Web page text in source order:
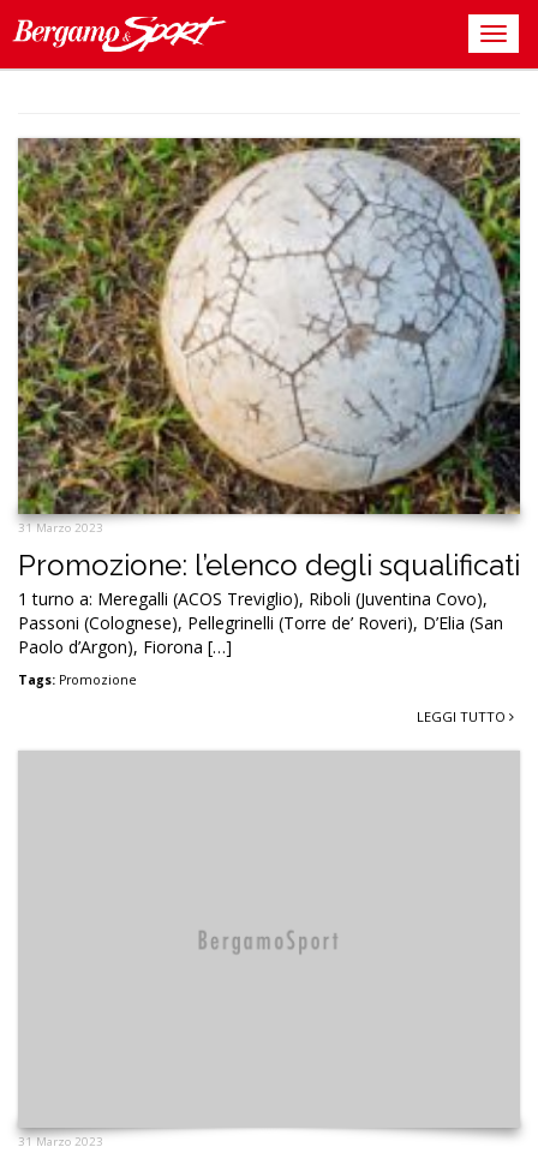
31 Marzo 2023
Promozione: l’elenco degli squalificati
1 turno a: Meregalli (ACOS Treviglio), Riboli (Juventina Covo),
Passoni (Colognese), Pellegrinelli (Torre de’ Roveri), D’Elia (San
Paolo d’Argon), Fiorona […]
Tags: Promozione
LEGGI TUTTO
31 Marzo 2023